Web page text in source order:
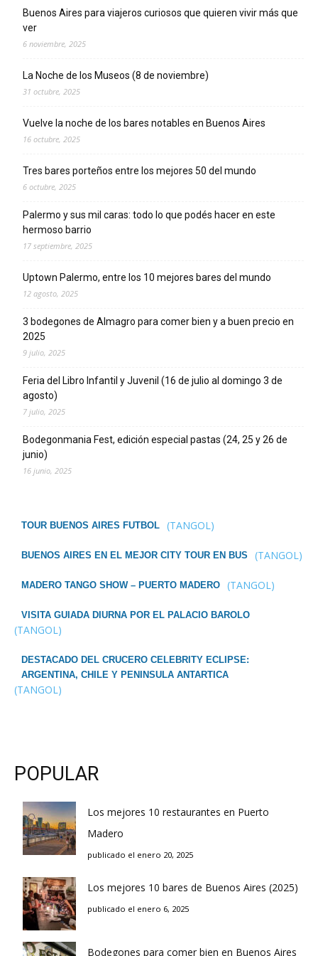
Buenos Aires para viajeros curiosos que quieren vivir más que
ver
6 noviembre, 2025
La Noche de los Museos (8 de noviembre)
31 octubre, 2025
Vuelve la noche de los bares notables en Buenos Aires
16 octubre, 2025
Tres bares porteños entre los mejores 50 del mundo
6 octubre, 2025
Palermo y sus mil caras: todo lo que podés hacer en este
hermoso barrio
17 septiembre, 2025
Uptown Palermo, entre los 10 mejores bares del mundo
12 agosto, 2025
3 bodegones de Almagro para comer bien y a buen precio en
2025
9 julio, 2025
Feria del Libro Infantil y Juvenil (16 de julio al domingo 3 de
agosto)
7 julio, 2025
Bodegonmania Fest, edición especial pastas (24, 25 y 26 de
junio)
16 junio, 2025
TOUR BUENOS AIRES FUTBOL (TANGOL)
BUENOS AIRES EN EL MEJOR CITY TOUR EN BUS (TANGOL)
MADERO TANGO SHOW – PUERTO MADERO (TANGOL)
VISITA GUIADA DIURNA POR EL PALACIO BAROLO
(TANGOL)
DESTACADO DEL CRUCERO CELEBRITY ECLIPSE:
ARGENTINA, CHILE Y PENINSULA ANTARTICA
(TANGOL)
POPULAR
Los mejores 10 restaurantes en Puerto
Madero
publicado el enero 20, 2025
Los mejores 10 bares de Buenos Aires (2025)
publicado el enero 6, 2025
Bodegones para comer bien en Buenos Aires